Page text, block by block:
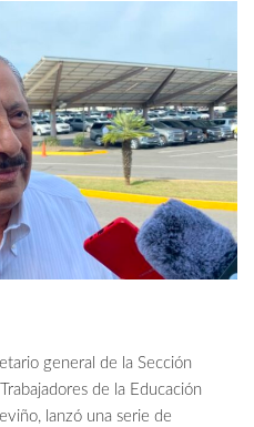
general de la Sección
de la Educación
lanzó una serie de